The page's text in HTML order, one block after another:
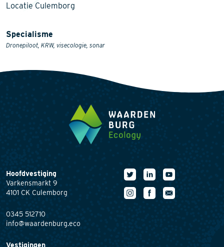
Locatie Culemborg
Specialisme
Dronepiloot, KRW, visecologie, sonar
Hoofdvestiging
Varkensmarkt 9
4101 CK Culemborg
0345 512710
info@waardenburg.eco
Vestigingen